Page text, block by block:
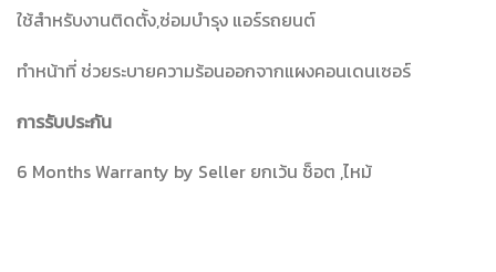
ใช้สำหรับงานติดตั้ง,ซ่อมบำรุง แอร์รถยนต์
ทำหน้าที่ ช่วยระบายความร้อนออกจากแผงคอนเดนเซอร์
การรับประกัน
6 Months Warranty by Seller ยกเว้น ช็อต ,ไหม้